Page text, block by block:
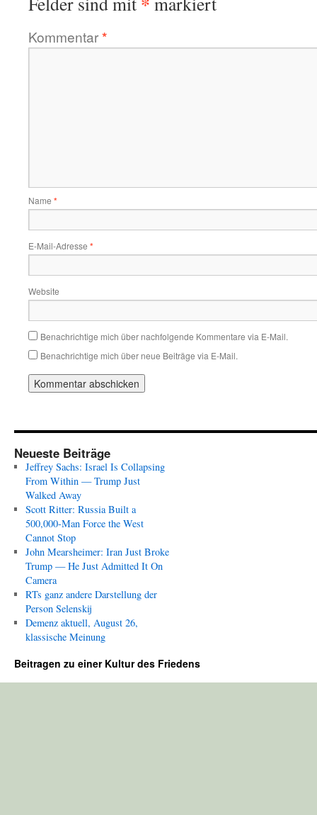
Kommentar*
Name *
E-Mail-Adresse *
Website
Benachrichtige mich über nachfolgende Kommentare via E-Mail.
Benachrichtige mich über neue Beiträge via E-Mail.
Neueste Beiträge
Jeffrey Sachs: Israel Is Collapsing
From Within — Trump Just
Walked Away
Scott Ritter: Russia Built a
500,000-Man Force the West
Cannot Stop
John Mearsheimer: Iran Just Broke
Trump — He Just Admitted It On
Camera
RTs ganz andere Darstellung der
Person Selenskij
Demenz aktuell, August 26,
klassische Meinung
Beitragen zu einer Kultur des Friedens